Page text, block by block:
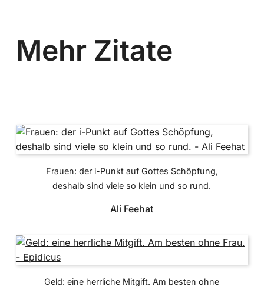
Mehr Zitate
Frauen: der i-Punkt auf Gottes Schöpfung,
deshalb sind viele so klein und so rund.
Ali Feehat
Geld: eine herrliche Mitgift. Am besten ohne